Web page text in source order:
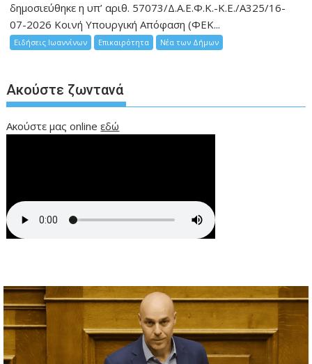
δημοσιεύθηκε η υπ’ αριθ. 57073/Δ.Α.Ε.Φ.Κ.-Κ.Ε./Α325/16-
07-2026 Κοινή Υπουργική Απόφαση (ΦΕΚ...
Ειδήσεις Ιωαννίνων Επικαιρότητα Νέα των Δήμων
Ακούστε ζωντανά
Ακούστε μας onlineεδώ